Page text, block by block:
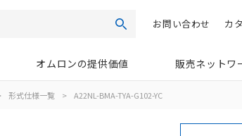
検索 カ
お問い合わせ
オムロンの提供価値 販売ネットワ
形式仕様一覧 > A22NL-BMA-TYA-G102-YC